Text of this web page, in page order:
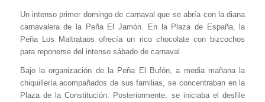
Un intenso primer domingo de carnaval que se abría con la diana
carnavalera de la Peña El Jamón. En la Plaza de España, la
Peña Los Maltrataos ofrecía un rico chocolate con bizcochos
para reponerse del intenso sábado de carnaval.
Bajo la organización de la Peña El Bufón, a media mañana la
chiquillería acompañados de sus familias, se concentraban en la
Plaza de la Constitución. Posteriormente, se iniciaba el desfile